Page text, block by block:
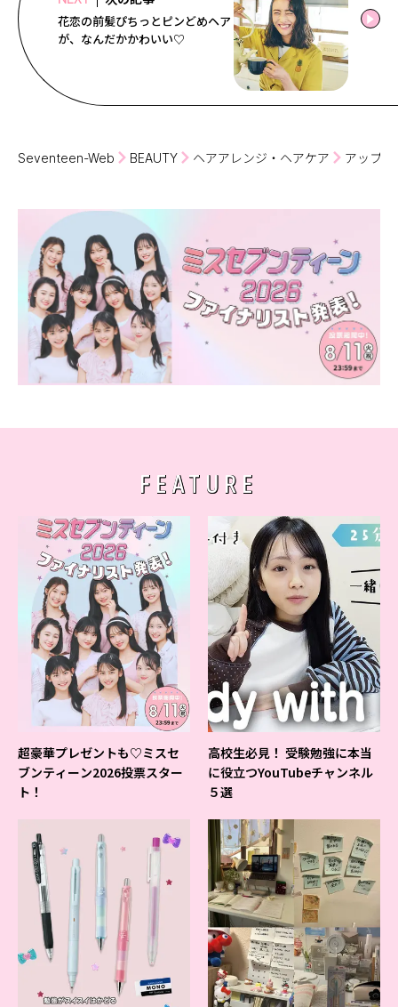
花恋の前髪ぴちっとピンどめヘア
が、なんだかかわいい♡
Seventeen-Web BEAUTY ヘアアレンジ・ヘアケア アップ
FEATURE
超豪華プレゼントも♡ミスセ
ブンティーン2026投票スター
ト！
高校生必見！ 受験勉強に本当
に役立つYouTubeチャンネル
５選